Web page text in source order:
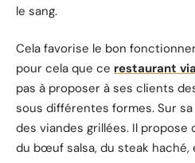
le sang.
Cela favorise le bon
pour cela que ce restaurant
pas à proposer à ses clients
sous différentes formes. Sur
des viandes grillées. Il propose
du bœuf salsa, du steak haché,